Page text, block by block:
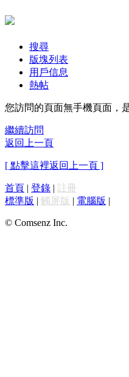
搜尋
版塊列表
用戶信息
熱帖
您訪問的頁面無手機頁面，
繼續訪問
返回上一頁
[ 點擊這裡返回上一頁 ]
首頁 | 登錄 | 註冊
標準版 | 觸屏版 | 電腦版 |
© Comsenz Inc.